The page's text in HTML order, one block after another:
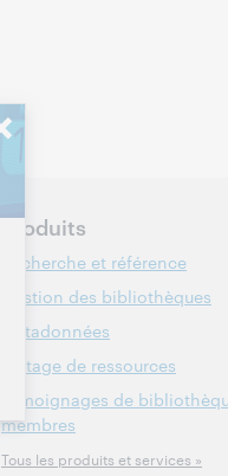
Produits
Recherche et référence
Gestion des bibliothèques
Métadonnées
Partage de ressources
Témoignages de
membres
Tous les produits et services »